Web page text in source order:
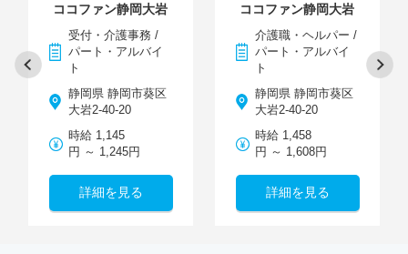
ココファン静岡大岩
受付・介護事務 /
パート・アルバイ
ト
静岡県 静岡市葵区
大岩2-40-20
時給 1,145
円 ～ 1,245円
詳細を見る
ココファン静岡大岩
介護職・ヘルパー /
パート・アルバイ
ト
静岡県 静岡市葵区
大岩2-40-20
時給 1,458
円 ～ 1,608円
詳細を見る